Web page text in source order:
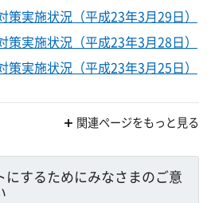
実施状況（平成23年3月29日）
実施状況（平成23年3月28日）
実施状況（平成23年3月25日）
関連ページをもっと見る
にするためにみなさまのご意